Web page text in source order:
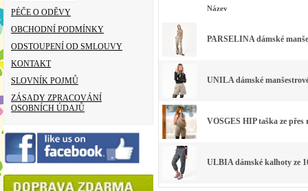
PÉČE O ODĚVY
OBCHODNÍ PODMÍNKY
ODSTOUPENÍ OD SMLOUVY
KONTAKT
SLOVNÍK POJMŮ
ZÁSADY ZPRACOVÁNÍ
OSOBNÍCH ÚDAJŮ
Název
PARSELINA dámské
UNILA dámské
VOSGES HIP taška ze přes
ULBIA dámské kalhoty ze